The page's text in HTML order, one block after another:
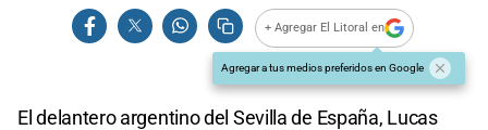
+ Agregar El Litoral en
Agregar a tus medios preferidos en Google
El delantero argentino del Sevilla de España, Lucas